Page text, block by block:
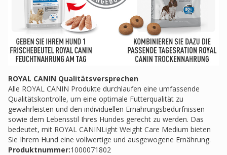
ROYAL CANIN Qualitätsversprechen
Alle ROYAL CANIN Produkte durchlaufen eine umfassende
Qualitätskontrolle, um eine optimale Futterqualität zu
gewährleisten und den individuellen Ernährungsbedürfnissen
sowie dem Lebensstil Ihres Hundes gerecht zu werden. Das
bedeutet, mit ROYAL CANINLight Weight Care Medium bieten
Sie Ihrem Hund eine vollwertige und ausgewogene Ernährung.
Produktnummer:1000071802